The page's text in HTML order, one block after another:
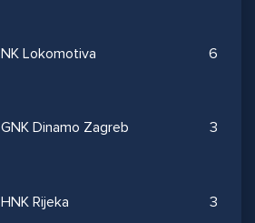
NK Lokomotiva 6
GNK Dinamo Zagreb 3
HNK Rijeka 3